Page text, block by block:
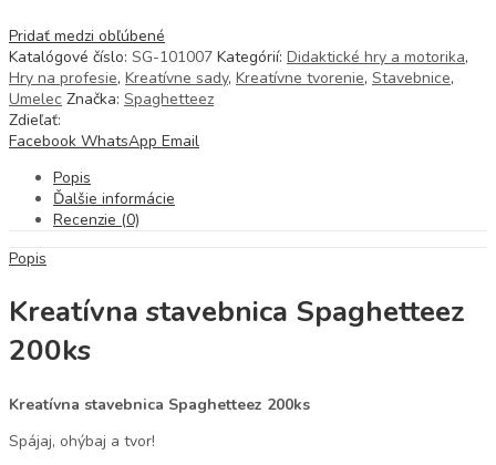
Pridať medzi obľúbené
Katalógové číslo: SG-101007 Kategórií: Didaktické hry a motorika,
Hry na profesie, Kreatívne sady, Kreatívne tvorenie, Stavebnice,
Umelec Značka: Spaghetteez
Zdieľať:
Facebook WhatsApp Email
Popis
Ďalšie informácie
Recenzie (0)
Popis
Kreatívna stavebnica Spaghetteez
200ks
Kreatívna stavebnica Spaghetteez 200ks
Spájaj, ohýbaj a tvor!